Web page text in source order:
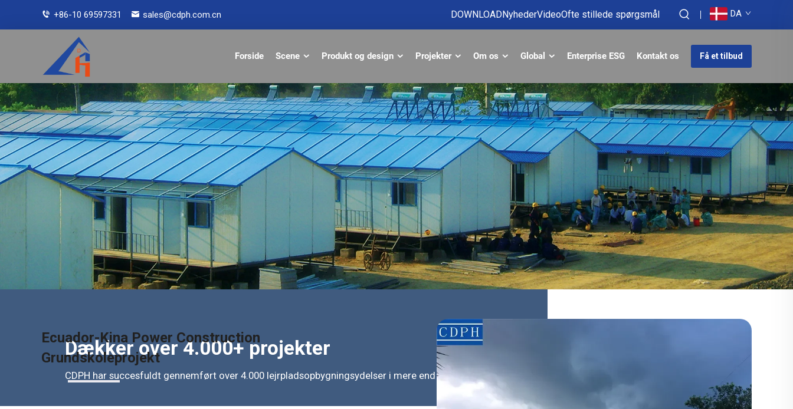
+86-10 69597331 sales@cdph.com.cn DOWNLOADNyhederVideoOfte stillede spørgsmål DA
Forside Scene Produkt og design Projekter Om os Global Enterprise ESG Kontakt os Få et tilbud
Dækker over 4.000+ projekter
CDPH har succesfuldt gennemført over 4.000 lejrpladsopbygningsydelser i mere end 100 lande.
Ecuador-Kina Power Construction
Grundskoleprojekt